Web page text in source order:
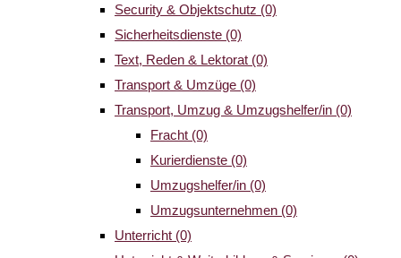
Security & Objektschutz (0)
Sicherheitsdienste (0)
Text, Reden & Lektorat (0)
Transport & Umzüge (0)
Transport, Umzug & Umzugshelfer/in (0)
Fracht (0)
Kurierdienste (0)
Umzugshelfer/in (0)
Umzugsunternehmen (0)
Unterricht (0)